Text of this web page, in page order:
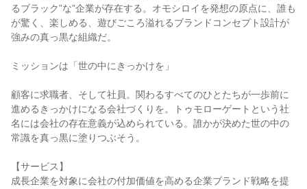
るブラック”な”企業が存在する。オモシロイを発想の原点に、誰も
が驚く、楽しめる、遊びごころ溢れるブランドコンセプト設計が
強みの真っ黒な組織だ。
ミッションは「世の中にきっかけを」
顧客に求職者、そして社員。関わるすべてのひとたちが一歩前に
進めるきっかけになる会社づくりを。トゥモローゲートという社
名には会社の存在意義が込められている。誰かが決めた世の中の
常識を真っ黒に塗りつぶそう。
【サービス】
成長企業を対象に会社の付加価値を高める企業ブランド戦略を提